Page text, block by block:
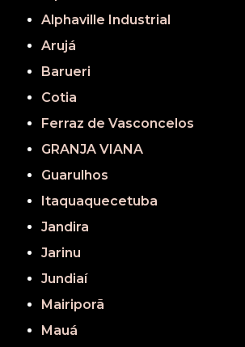
Alphaville Industrial
Arujá
Barueri
Cotia
Ferraz de Vasconcelos
GRANJA VIANA
Guarulhos
Itaquaquecetuba
Jandira
Jarinu
Jundiaí
Mairiporã
Mauá